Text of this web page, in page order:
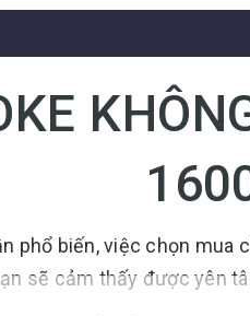
phổ biến, việc chọn
sẽ cảm thấy được yên